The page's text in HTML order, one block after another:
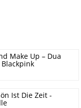
Make Up – Dua
Ist Die Zeit -